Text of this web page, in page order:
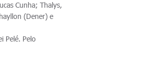
Cunha; Thalys,
(Dener) e
Pelé. Pelo